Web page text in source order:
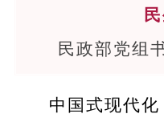
民政部党组
中国式现代